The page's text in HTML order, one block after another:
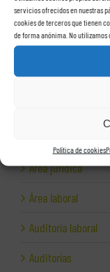
servicios ofrecidos en nuestras
cookies de terceros que tienen
de forma anónima. No
Política de cookies
Categorías
Área jurídica
Área laboral
Auditoría laboral
Auditorías